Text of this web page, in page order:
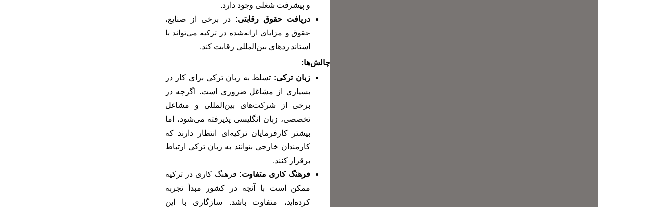
و پیشرفت شغلی وجود دارد.
دریافت حقوق رقابتی: در برخی از صنایع،
حقوق و مزایای ارائه‌شده در ترکیه می‌تواند با
استانداردهای بین‌المللی رقابت کند.
چالش‌ها:
زبان ترکی: تسلط به زبان ترکی برای کار در
بسیاری از مشاغل ضروری است. اگرچه در
برخی از شرکت‌های بین‌المللی و مشاغل
تخصصی، زبان انگلیسی پذیرفته می‌شود، اما
بیشتر کارفرمایان ترکیه‌ای انتظار دارند که
کارمندان خارجی بتوانند به زبان ترکی ارتباط
برقرار کنند.
فرهنگ کاری متفاوت: فرهنگ کاری در ترکیه
ممکن است با آنچه در کشور مبدأ تجربه
کرده‌اید، متفاوت باشد. سازگاری با این